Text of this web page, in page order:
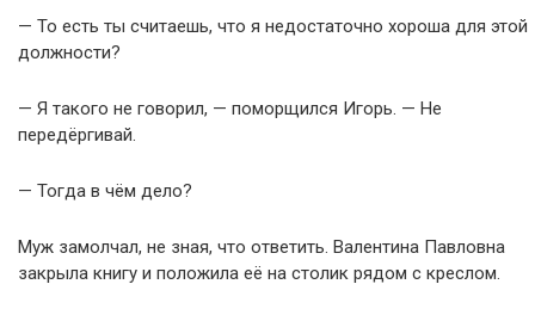
— То есть ты считаешь, что я недостаточно хороша для этой
должности?
— Я такого не говорил, — поморщился Игорь. — Не
передёргивай.
— Тогда в чём дело?
Муж замолчал, не зная, что ответить. Валентина Павловна
закрыла книгу и положила её на столик рядом с креслом.